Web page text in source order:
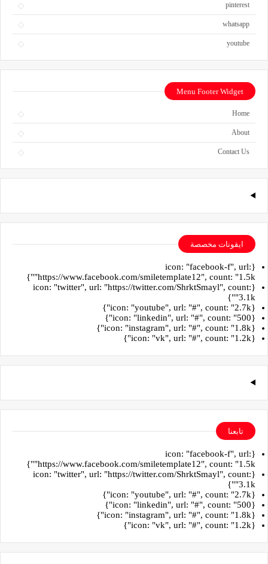
pinterest
whatsapp
youtube
Menu Footer Widget
Home
About
Contact Us
ايقونات مخصصة
{icon: "facebook-f", url:
"https://www.facebook.com/smiletemplate12", count: "1.5k"}
{icon: "twitter", url: "https://twitter.com/ShrktSmayl", count:
"3.1k"}
{icon: "youtube", url: "#", count: "2.7k"}
{icon: "linkedin", url: "#", count: "500"}
{icon: "instagram", url: "#", count: "1.8k"}
{icon: "vk", url: "#", count: "1.2k"}
تابعنا
{icon: "facebook-f", url:
"https://www.facebook.com/smiletemplate12", count: "1.5k"}
{icon: "twitter", url: "https://twitter.com/ShrktSmayl", count:
"3.1k"}
{icon: "youtube", url: "#", count: "2.7k"}
{icon: "linkedin", url: "#", count: "500"}
{icon: "instagram", url: "#", count: "1.8k"}
{icon: "vk", url: "#", count: "1.2k"}